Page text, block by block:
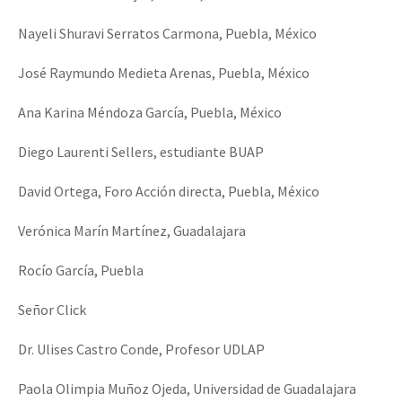
Nayeli Shuravi Serratos Carmona, Puebla, México
José Raymundo Medieta Arenas, Puebla, México
Ana Karina Méndoza García, Puebla, México
Diego Laurenti Sellers, estudiante BUAP
David Ortega, Foro Acción directa, Puebla, México
Verónica Marín Martínez, Guadalajara
Rocío García, Puebla
Señor Click
Dr. Ulises Castro Conde, Profesor UDLAP
Paola Olimpia Muñoz Ojeda, Universidad de Guadalajara